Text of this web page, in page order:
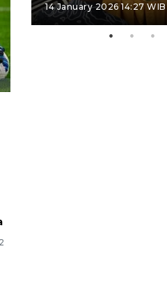
14 January 2026 14:27 WIB